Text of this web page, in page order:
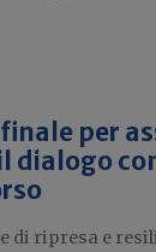
per
dialogo
di ripresa e